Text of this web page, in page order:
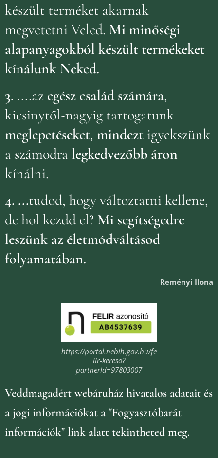
készült terméket akarnak
megvetetni Veled. Mi minőségi
alapanyagokból készült termékeket
kínálunk Neked.
3. ....az egész család számára,
kicsinytől-nagyig tartogatunk
meglepetéseket, mindezt igyekszünk
a számodralegkedvezőbb áron
kínálni.
4. ...tudod, hogy változtatni kellene,
de hol kezdd el? Mi segítségedre
leszünk az életmódváltásod
folyamatában.
Reményi Ilona
https://portal.nebih.gov.hu/fe
lir-kereso?
partnerId=97803007
Veddmagadért webáruház hivatalos adatait és
a jogi információkat a "Fogyasztóbarát
információk" link alatt tekintheted meg.